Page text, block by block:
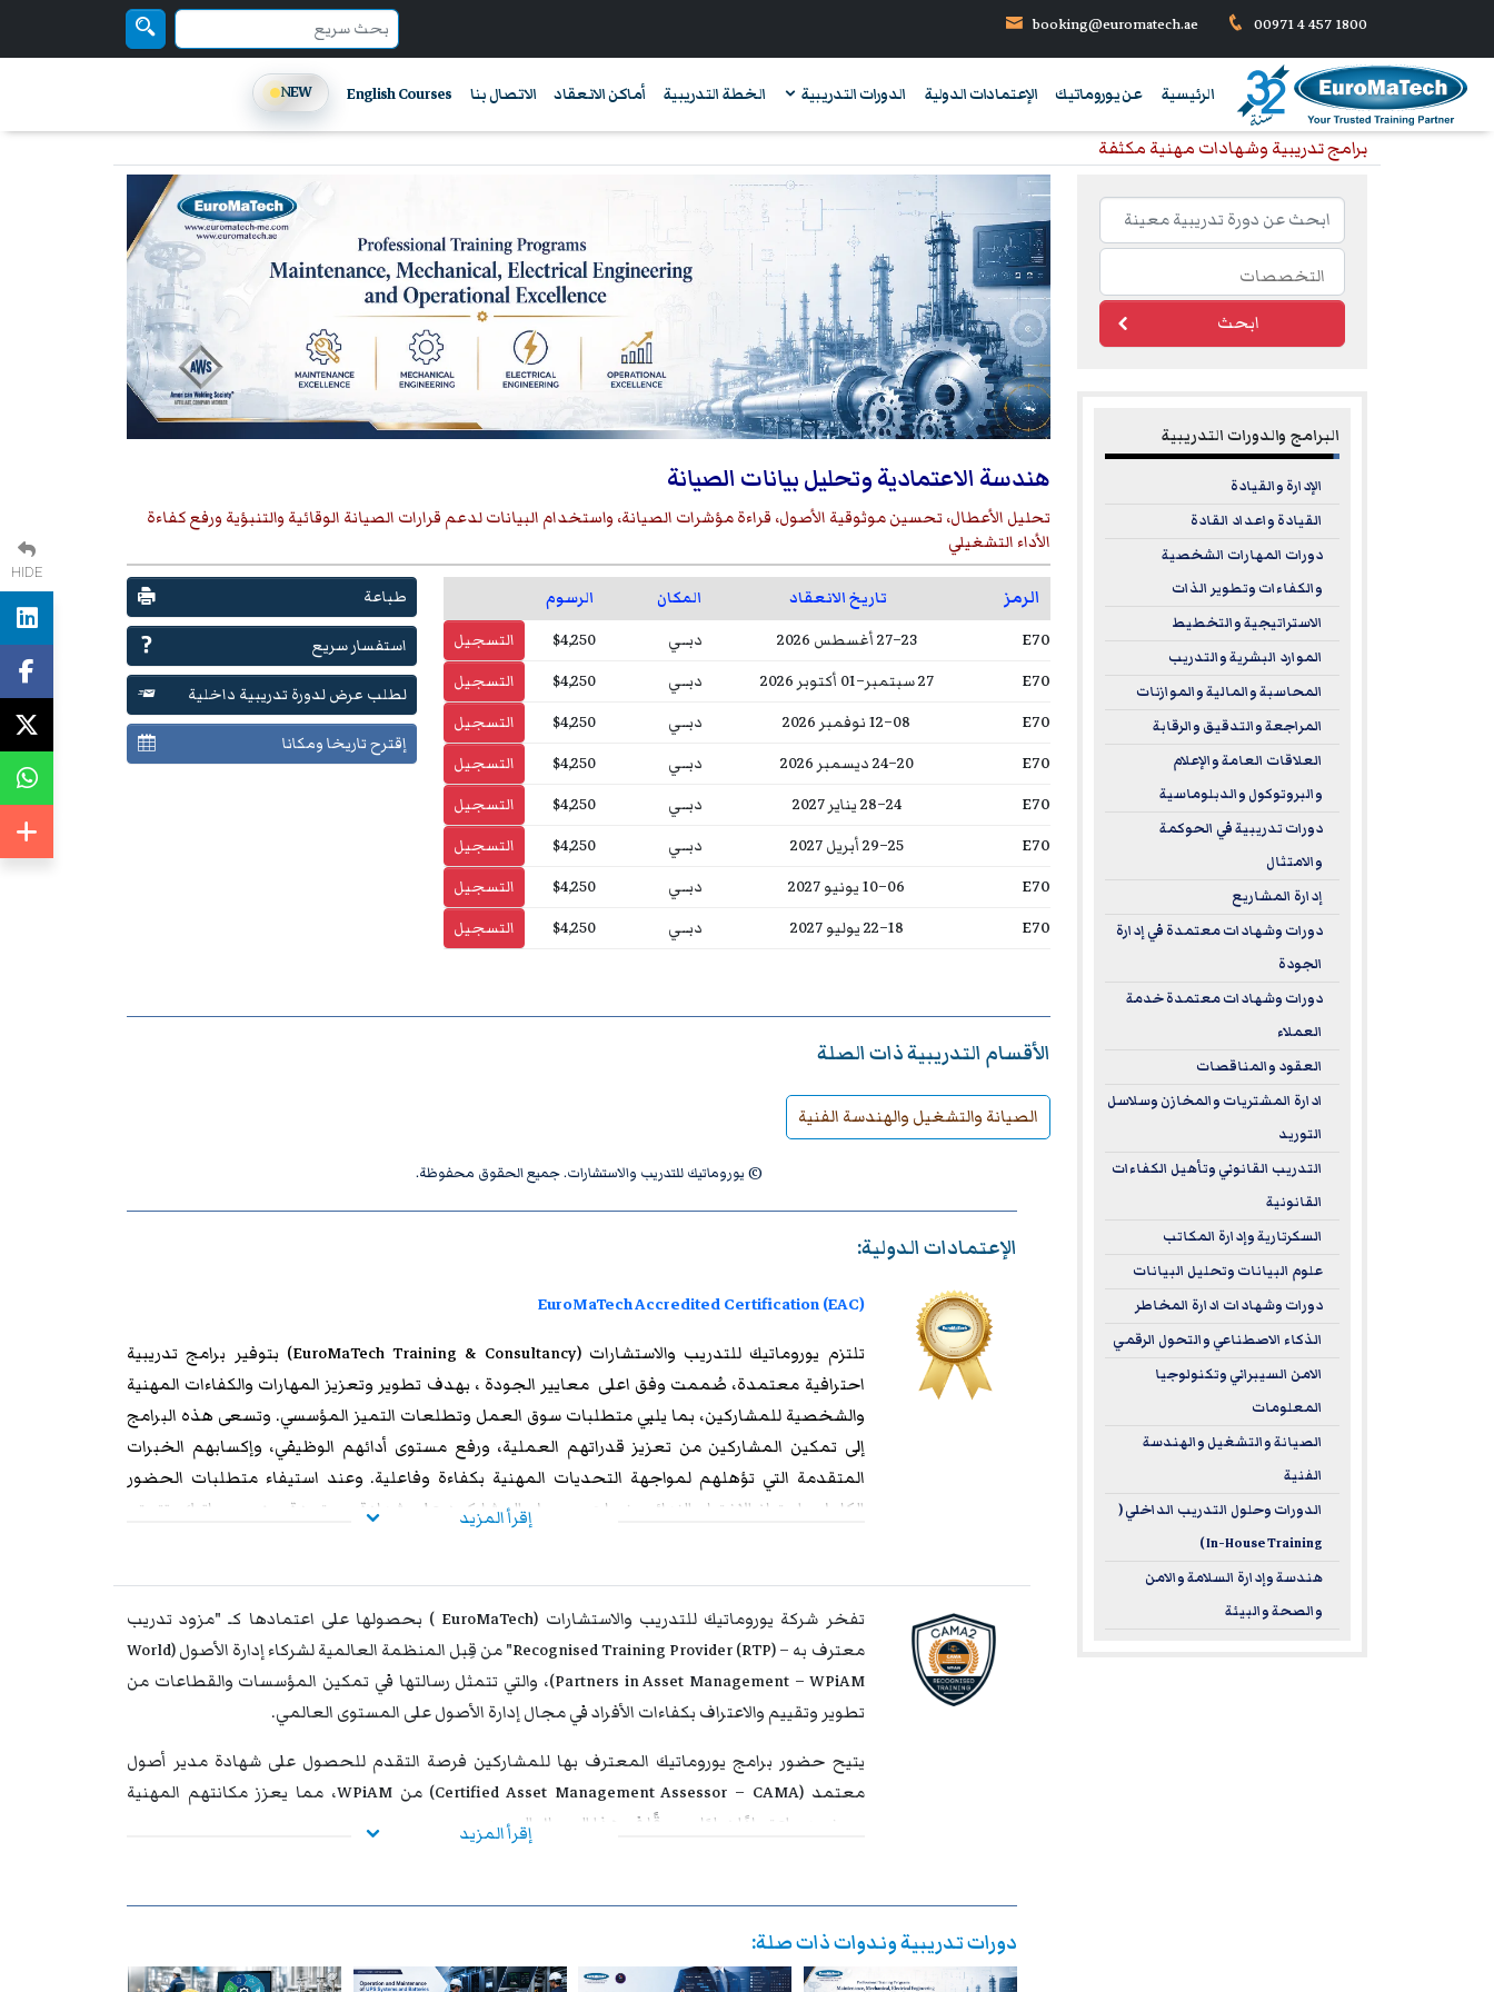
00971 4 457 1800
booking@euromatech.ae
الرئيسية عن يوروماتيك الإعتمادات الدولية الدورات التدريبية الخطة التدريبية أماكن الانعقاد الاتصال بنا English Courses
NEW
برامج تدريبية وشهادات مهنية مكثفة
هندسة الاعتمادية وتحليل بيانات الصيانة
تحليل الأعطال، تحسين موثوقية الأصول، قراءة مؤشرات الصيانة، واستخدام البيانات لدعم قرارات الصيانة الوقائية والتنبؤية ورفع كفاءة
الأداء التشغيلي
الرمز تاريخ الانعقاد المكان الرسوم
E70 23–27 أغسطس 2026 دبــي $4,250 التسجيل
E70 27 سبتمبر–01 أكتوبر 2026 دبــي $4,250 التسجيل
E70 08–12 نوفمبر 2026 دبــي $4,250 التسجيل
E70 20–24 ديسمبر 2026 دبــي $4,250 التسجيل
E70 24–28 يناير 2027 دبــي $4,250 التسجيل
E70 25–29 أبريل 2027 دبــي $4,250 التسجيل
E70 06–10 يونيو 2027 دبــي $4,250 التسجيل
E70 18–22 يوليو 2027 دبــي $4,250 التسجيل
طباعة
استفسار سريع
لطلب عرض لدورة تدريبية داخلية
إقترح تاريخا ومكانا
الأقسام التدريبية ذات الصلة
الصيانة والتشغيل والهندسة الفنية
© يوروماتيك للتدريب والاستشارات. جميع الحقوق محفوظة.
الإعتمادات الدولية:
EuroMaTech Accredited Certification (EAC)
تلتزم يوروماتيك للتدريب
والاستشارات (EuroMaTech Training & Consultancy) بتوفير برامج تدريبية
احترافية معتمدة، صُممت وفق اعلى معايير الجودة ، بهدف تطوير وتعزيز المهارات والكفاءات المهنية
والشخصية للمشاركين، بما يلبي متطلبات سوق العمل وتطلعات التميز المؤسسي. وتسعى هذه البرامج
إلى تمكين المشاركين من تعزيز قدراتهم العملية، ورفع مستوى أدائهم الوظيفي، وإكسابهم الخبرات
المتقدمة التي تؤهلهم لمواجهة التحديات المهنية بكفاءة وفاعلية. وعند استيفاء متطلبات الحضور
الكامل واجتياز الاختبار النهائي بنجاح، يحصل المشاركون على شهادة معتمدة من
يوروماتيك
، تتمتع
إقرأ المزيد
تفخر شركة يوروماتيك للتدريب والاستشارات (EuroMaTech ) بحصولها على اعتمادها كـ "مزود تدريب
معترف به – Recognised Training Provider (RTP)" من قِبل المنظمة العالمية لشركاء إدارة الأصول (World
Partners in Asset Management – WPiAM)، والتي تتمثل رسالتها في تمكين المؤسسات والقطاعات من
تطوير وتقييم والاعتراف بكفاءات الأفراد في مجال إدارة الأصول على المستوى العالمي.
يتيح حضور برامج يوروماتيك المعترف بها للمشاركين فرصة التقدم للحصول على شهادة مدير أصول
معتمد (Certified Asset Management Assessor – CAMA) من WPiAM، مما يعزز مكانتهم المهنية
ويمنحهم اعتمادًا دوليًا مرموقًا في هذا المجال الحيوي.
www.wpiam.com
World Partners in Asset Management (WPiAM) Recognised Training Provider (RTP)
إقرأ المزيد
دورات تدريبية وندوات ذات صلة:
ابحث
البرامج والدورات التدريبية
الإدارة والقيادة
القيادة واعداد القادة
دورات المهارات الشخصية
والكفاءات وتطوير الذات
الاستراتيجية والتخطيط
الموارد البشرية والتدريب
المحاسبة والمالية والموازنات
المراجعة والتدقيق والرقابة
العلاقات العامة والإعلام
والبروتوكول والدبلوماسية
دورات تدريبية في الحوكمة
والامتثال
إدارة المشاريع
دورات وشهادات معتمدة في إدارة
الجودة
دورات وشهادات معتمدة خدمة
العملاء
العقود والمناقصات
ادارة المشتريات والمخازن وسلاسل
التوريد
التدريب القانوني وتأهيل الكفاءات
القانونية
السكرتارية وإدارة المكاتب
علوم البيانات وتحليل البيانات
دورات وشهادات ادارة المخاطر
الذكاء الاصطناعي والتحول الرقمي
الامن السيبراني وتكنولوجيا
المعلومات
الصيانة والتشغيل والهندسة
الفنية
الدورات وحلول التدريب الداخلي (
In-House Training )
هندسة وإدارة السلامة والامن
والصحة والبيئة
HIDE